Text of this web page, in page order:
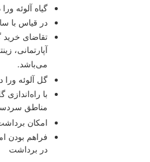
گیاه آلوئه ورا در برابر
در قیاس با سایر محصولات
تقاضای خرید گیاه آلوئه ورا
آپارتمانی، زینتی یا ماده اولیه
گل آلوئه ورا در برابر آفات
با راه‌اندازی گلخانه آلوئه ورا،
مناطق سردسیر و کوهستانی
امکان برداشت محصول پس از شش
فراهم بودن امکان برداشت در